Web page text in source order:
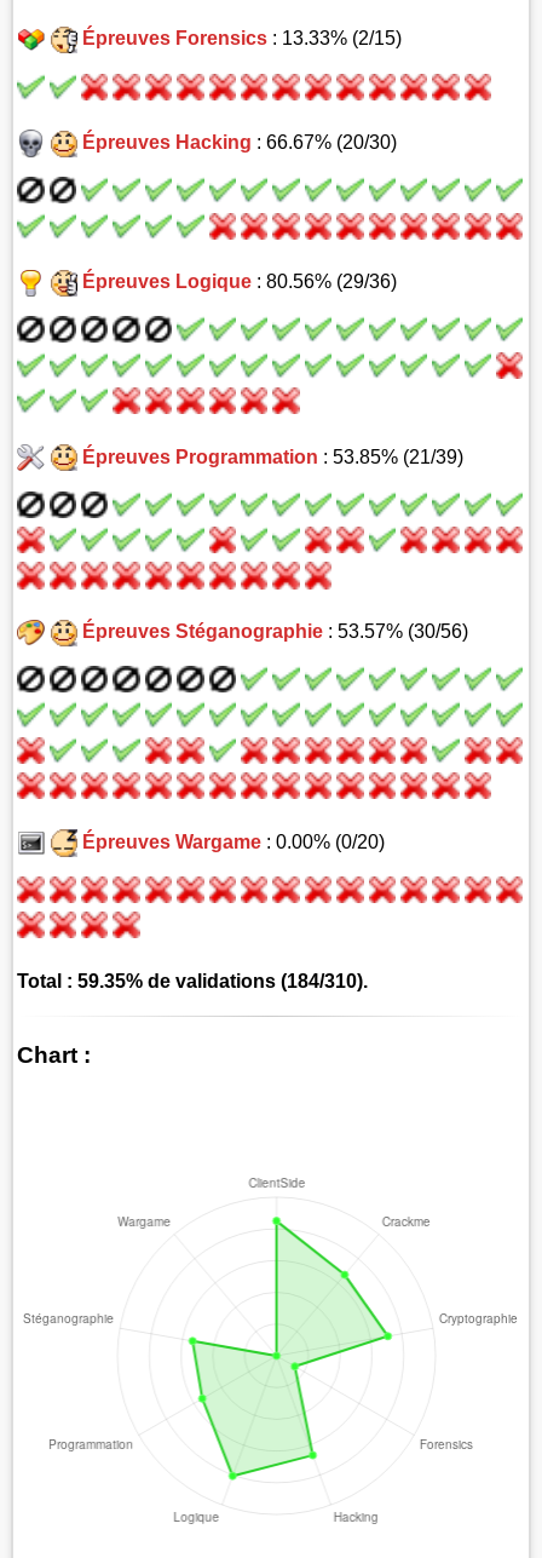
Épreuves Forensics: 13.33% (2/15)
Épreuves Hacking : 66.67% (20/30)
Épreuves Logique: 80.56% (29/36)
Épreuves Programmation : 53.85% (21/39)
Épreuves Stéganographie: 53.57% (30/56)
Épreuves Wargame: 0.00% (0/20)
Total : 59.35% de validations (184/310).
Chart :